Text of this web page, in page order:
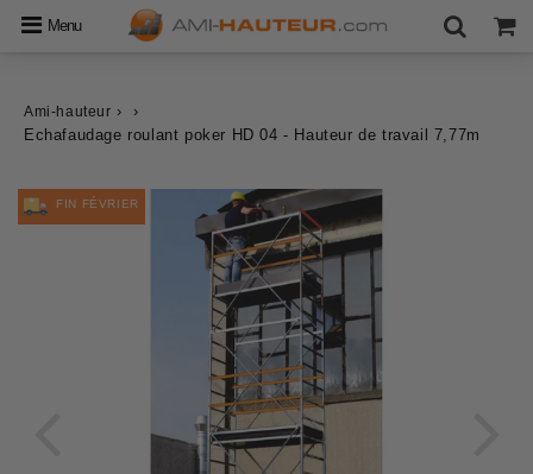
Menu
Ami-hauteur ›
›
Echafaudage roulant poker HD 04 - Hauteur de travail 7,77m
FIN FÉVRIER